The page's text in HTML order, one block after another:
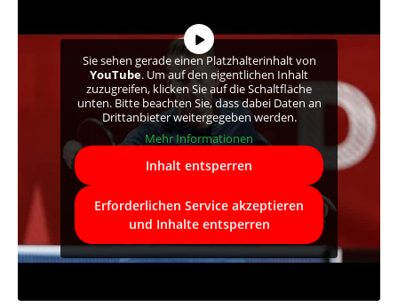
Sie sehen gerade einen Platzhalterinhalt von
YouTube. Um auf den eigentlichen Inhalt
zuzugreifen, klicken Sie auf die Schaltfläche
unten. Bitte beachten Sie, dass dabei Daten an
Drittanbieter weitergegeben werden.
Mehr Informationen
Inhalt entsperren
Erforderlichen Service akzeptieren
und Inhalte entsperren